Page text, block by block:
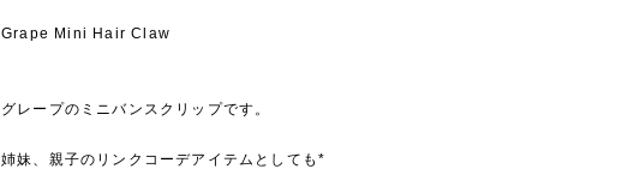
Grape Mini Hair Claw
グレープのミニバンスクリップです。
姉妹、親子のリンクコーデアイテムとしても*